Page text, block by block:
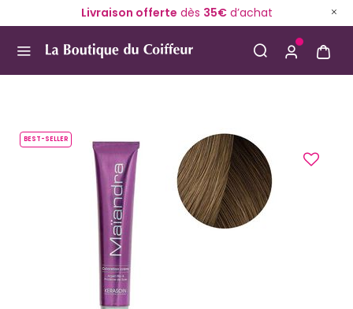
Livraison offerte dès 35€d’achat
BEST-SELLER